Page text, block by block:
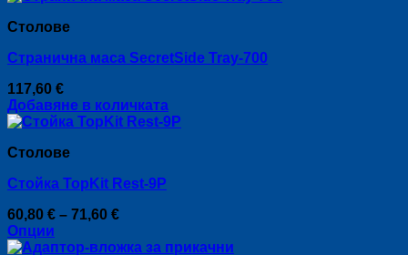
Столове
Странична маса SecretSide Tray-700
117,60 €
Добавяне в количката
Столове
Стойка TopKit Rest-9P
60,80 € – 71,60 €Price
60,80 €
Опции
This